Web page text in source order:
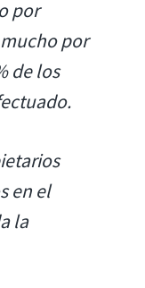
por
por
de los
en el
la